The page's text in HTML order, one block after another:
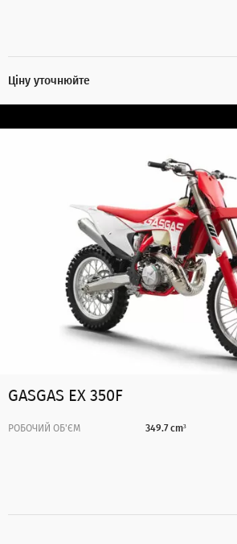
Ціну уточнюйте
GASGAS EX 350F
РОБОЧИЙ ОБ'ЄМ 349.7 cm³